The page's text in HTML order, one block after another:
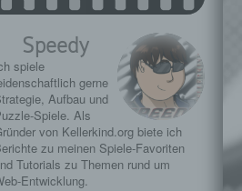
Speedy
spiele
gerne
Aufbau und
Spiele. Als
von Kellerkind.org biete ich
zu meinen Spiele-Favoriten
Tutorials zu Themen rund um
Entwicklung.